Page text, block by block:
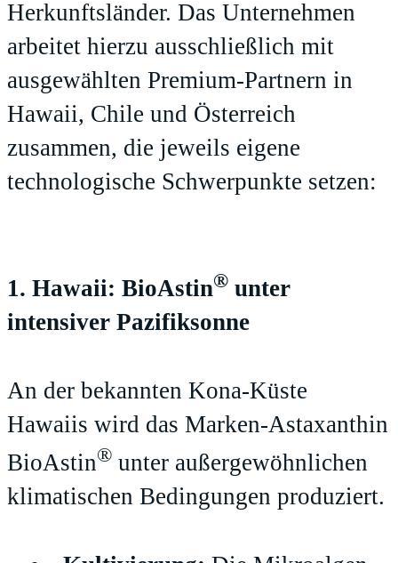
Herkunftsländer. Das Unternehmen
arbeitet hierzu ausschließlich mit
ausgewählten Premium-Partnern in
Hawaii, Chile und Österreich
zusammen, die jeweils eigene
technologische Schwerpunkte setzen:
1. Hawaii: BioAstin® unter
intensiver Pazifiksonne
An der bekannten Kona-Küste
Hawaiis wird das Marken-Astaxanthin
BioAstin® unter außergewöhnlichen
klimatischen Bedingungen produziert.